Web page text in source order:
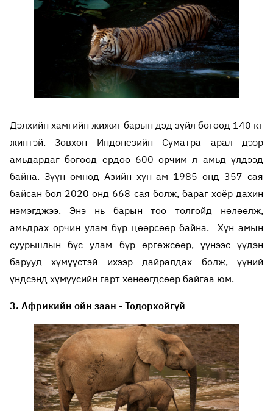
Дэлхийн хамгийн жижиг барын дэд зүйл бөгөөд 140 кг
жинтэй. Зөвхөн Индонезийн Суматра арал дээр
амьдардаг бөгөөд ердөө 600 орчим л амьд үлдээд
байна. Зүүн өмнөд Азийн хүн ам 1985 онд 357 сая
байсан бол 2020 онд 668 сая болж, бараг хоёр дахин
нэмэгджээ. Энэ нь барын тоо толгойд нөлөөлж,
амьдрах орчин улам бүр цөөрсөөр байна. Хүн амын
суурьшлын бүс улам бүр өргөжсөөр, үүнээс үүдэн
барууд хүмүүстэй ихээр дайралдах болж, үүний
үндсэнд хүмүүсийн гарт хөнөөгдсөөр байгаа юм.
3. Африкийн ойн заан - Тодорхойгүй